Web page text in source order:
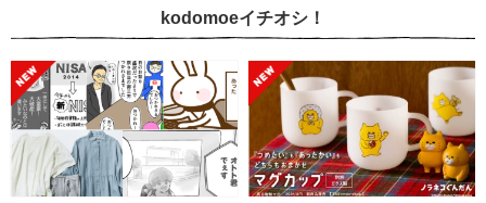
kodomoeイチオシ！